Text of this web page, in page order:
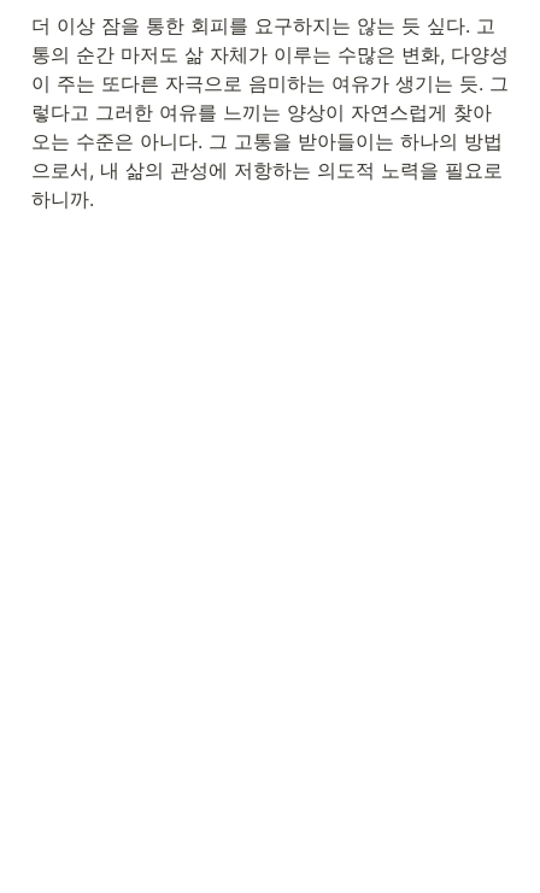
더 이상 잠을 통한 회피를 요구하지는 않는 듯 싶다. 고
통의 순간 마저도 삶 자체가 이루는 수많은 변화, 다양성
이 주는 또다른 자극으로 음미하는 여유가 생기는 듯. 그
렇다고 그러한 여유를 느끼는 양상이 자연스럽게 찾아
오는 수준은 아니다. 그 고통을 받아들이는 하나의 방법
으로서, 내 삶의 관성에 저항하는 의도적 노력을 필요로
하니까.